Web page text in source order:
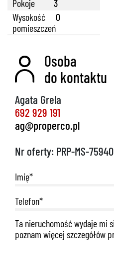
Pokoje
3
Wysokość
pomieszczeń
0
Osoba
do kontaktu
Agata Grela
692 929 191
ag@properco.pl
Nr oferty: PRP-MS-75940